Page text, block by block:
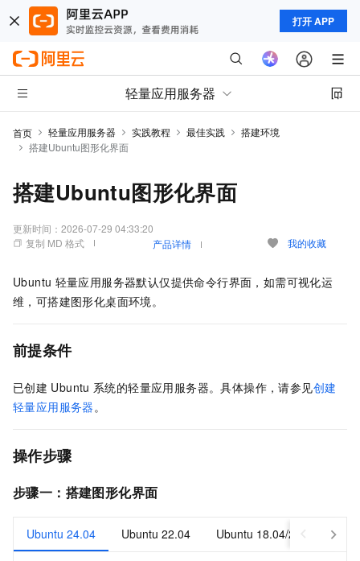
打开 APP
轻量应用服务器
首页 轻量应用服务器 实践教程 最佳实践
搭建环境
搭建Ubuntu图形化界面
搭建Ubuntu图形化界面
更新时间： 2026-07-29 04:33:20
复制 MD 格式
产品详情 我的收藏
Ubuntu 轻量应用服务器默认仅提供命令行界面，如需可视化运
维，可搭建图形化桌面环境。
前提条件
已创建 Ubuntu 系统的轻量应用服务器。具体操作，请参见创建
轻量应用服务器。
操作步骤
步骤一：搭建图形化界面
Ubuntu 24.04 Ubuntu 22.04 Ubuntu 18.04/20.04